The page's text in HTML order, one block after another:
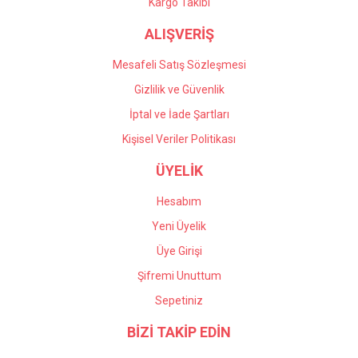
ALIŞVERİŞ
Mesafeli Satış Sözleşmesi
Gizlilik ve Güvenlik
İptal ve İade Şartları
Kişisel Veriler Politikası
ÜYELİK
Hesabım
Yeni Üyelik
Üye Girişi
Şifremi Unuttum
Sepetiniz
BİZİ TAKİP EDİN